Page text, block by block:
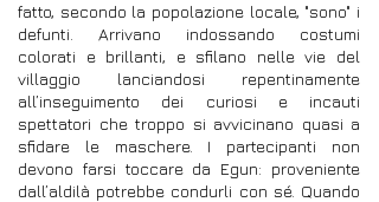
fatto, secondo la popolazione locale, "sono" i
defunti. Arrivano indossando costumi
colorati e brillanti, e sfilano nelle vie del
villaggio lanciandosi repentinamente
all’inseguimento dei curiosi e incauti
spettatori che troppo si avvicinano quasi a
sfidare le maschere. I partecipanti non
devono farsi toccare da Egun: proveniente
dall’aldilà potrebbe condurli con sé. Quando